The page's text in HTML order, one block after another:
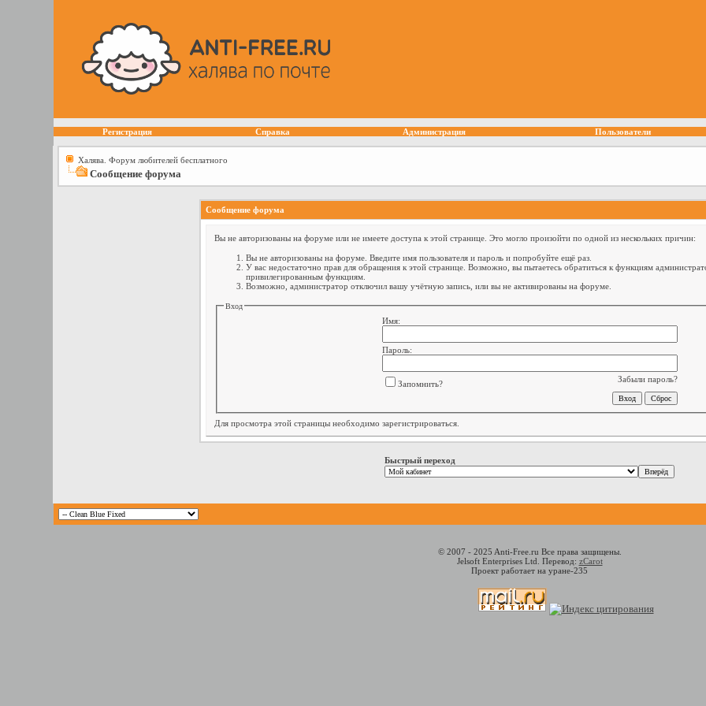
Регистрация Справка Администрация Пользователи
Халява. Форум любителей бесплатного
Сообщение форума
Сообщение форума
Вы не авторизованы на форуме или не имеете доступа к этой странице. Это могло произойти по одной из нескольких причин:
Вы не авторизованы на форуме. Введите имя пользователя и пароль и попробуйте ещё раз.
У вас недостаточно прав для обращения к этой странице. Возможно, вы пытаетесь обратиться к функциям
привилегированным функциям.
Возможно, администратор отключил вашу учётную запись, или вы не активированы на форуме.
Вход
Имя:
Пароль:
Забыли пароль?
Запомнить?
Для просмотра этой страницы необходимо зарегистрироваться.
Быстрый переход
© 2007 - 2025 Anti-Free.ru Все права защищены.
Jelsoft Enterprises Ltd. Перевод: zCarot
Проект работает на уране-235